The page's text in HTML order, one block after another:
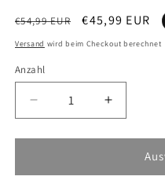
Normaler
Preis
€54,99 EUR Verkaufspreis
€45,99 EUR
Versand wird beim Checkout berechnet
Anzahl
Verringere
die
Menge
Pokémon
Erhöhe
die
Menge